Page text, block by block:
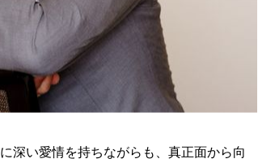
深い愛情を持ちながらも、真正面から向